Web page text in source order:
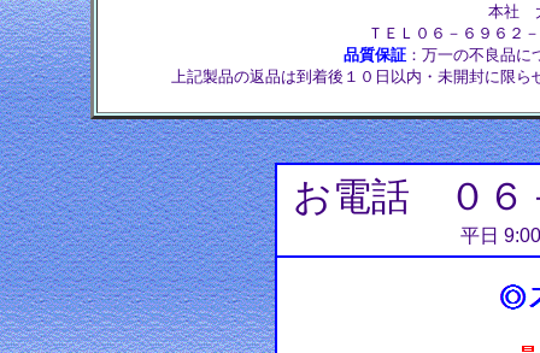
本社
ＴＥＬ０６－６９６２
品質保証 ：万一の不良品
上記製品の返品は到着後１０日以内・未開封に限
お電話 ０６
平日